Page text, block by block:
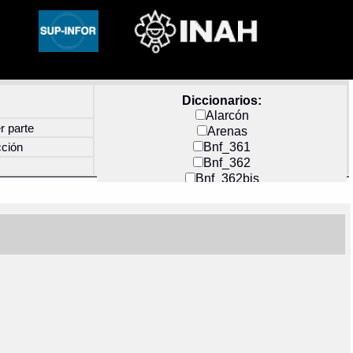
Diccionarios:
Alarcón
Arenas
Bnf_361
Bnf_362
Bnf_362bis
Docs_México
parte